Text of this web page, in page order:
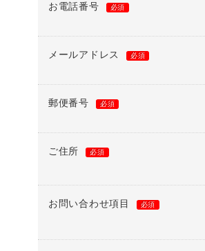
お電話番号 必須
メールアドレス 必須
郵便番号 必須
ご住所 必須
お問い合わせ項目 必須